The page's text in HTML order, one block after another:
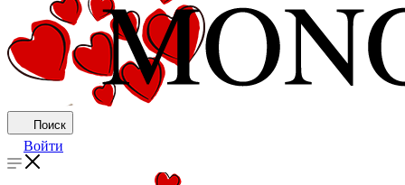
Поиск
Войти